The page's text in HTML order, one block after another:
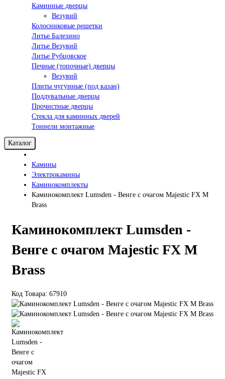
Каминные дверцы
Везувий
Колосниковые решетки
Литье Балезино
Литье Везувий
Литье Рубцовское
Печные (топочные) дверцы
Везувий
Плиты чугунные (под казан)
Поддувальные дверцы
Прочистные дверцы
Стекла для каминных дверей
Тоннели монтажные
Каталог
Камины
Электрокамины
Каминокомплекты
Каминокомплект Lumsden - Венге с очагом Majestic FX M
Brass
Каминокомплект Lumsden -
Венге с очагом Majestic FX M
Brass
Код Товара: 67910